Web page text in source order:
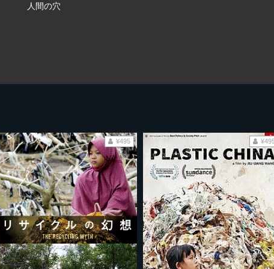
人間の穴
¥495